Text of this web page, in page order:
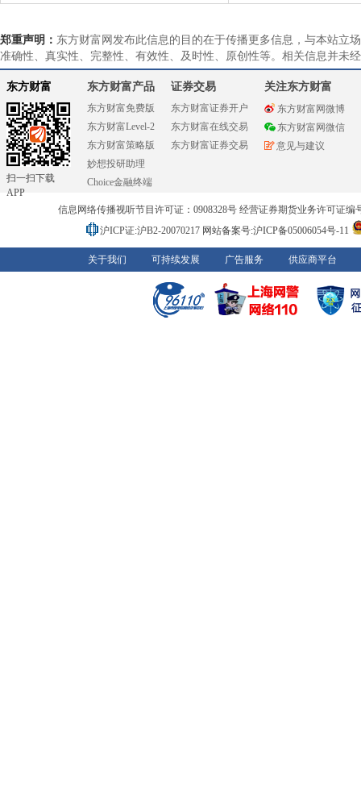
郑重声明： 东方财富网发布此信息的目的在于传播更多信息，与本站立
准确性、真实性、完整性、有效性、及时性、原创性等。相关信息并未
东方财富
扫一扫下载
APP
东方财富产品
东方财富免费版
东方财富Level-2
东方财富策略版
妙想投研助理
Choice金融终端
证券交易
东方财富证券开户
东方财富在线交易
东方财富证券交易
关注东方财富
东方财富网微博
东方财富网微信
意见与建议
信息网络传播视听节目许可证：0908328号 经营证券期货业务许可证编
沪ICP证:沪B2-20070217 网站备案号:沪ICP备05006054号-11
关于我们 可持续发展 广告服务 供应商平台